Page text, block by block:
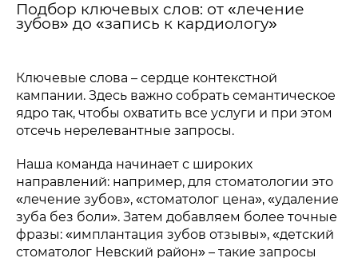
Подбор ключевых слов: от «лечение
зубов» до «запись к кардиологу»
Ключевые слова – сердце контекстной
кампании. Здесь важно собрать семантическое
ядро так, чтобы охватить все услуги и при этом
отсечь нерелевантные запросы.
Наша команда начинает с широких
направлений: например, для стоматологии это
«лечение зубов», «стоматолог цена», «удаление
зуба без боли». Затем добавляем более точные
фразы: «имплантация зубов отзывы», «детский
стоматолог Невский район» – такие запросы